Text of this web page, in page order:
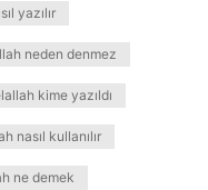
yazılır
neden denmez
kime yazıldı
nasıl kullanılır
ne demek